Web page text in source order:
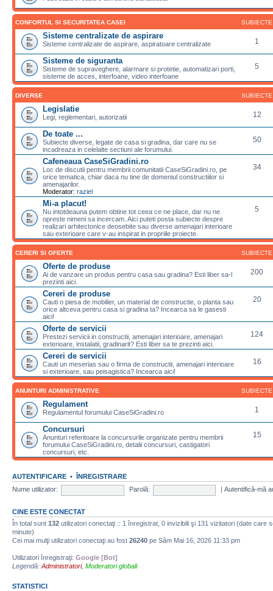
CONFORTUL SI SECURITATEA CASEI SUBIECTE
Sisteme centralizate de aspirare
Sisteme centralizate de aspirare, aspiratoare centralizate 1
Sisteme de siguranta
Sisteme de supraveghere, alarmare si protetie, automatizari porti,
sisteme de acces, interfoane, video interfoane
5
DIVERSE SUBIECTE
Legislatie
Legi, reglementari, autorizatii 12
De toate ...
Subiecte diverse, legate de casa si gradina, dar care nu se
incadreaza in celelalte sectiuni ale forumului.
50
Cafeneaua CaseSiGradini.ro
Loc de discutii pentru membrii comunitatii CaseSiGradini.ro, pe
orice tematica, chiar daca nu tine de domeniul constructiilor si
amenajarilor.
Moderator: raziel
34
Mi-a placut!
Nu intotdeauna putem obtine tot ceea ce ne place, dar nu ne
opreste nimeni sa incercam. Aici puteti posta subiecte despre
realizari arhitectonice deosebite sau diverse amenajari interioare
sau exterioare care v-au inspirat in propriile proiecte.
5
CERERI SI OFERTE SUBIECTE
Oferte de produse
Ai de vanzare un produs pentru casa sau gradina? Esti liber sa-l
prezinti aici.
200
Cereri de produse
Cauti o piesa de mobilier, un material de constructie, o planta sau
orice altceva pentru casa si gradina ta? Incearca sa le gasesti
aici!
20
Oferte de servicii
Prestezi servicii in constructii, amenajari interioare, amenajari
exterioare, instalatii, gradinarit? Esti liber sa te prezinti aici.
124
Cereri de servicii
Cauti un meserias sau o firma de constructii, amenajari interioare
si exterioare, sau peisagistica? Incearca aici!
16
ANUNTURI ADMINISTRATIVE SUBIECTE
Regulament
Regulamentul forumului CaseSiGradini.ro 1
Concursuri
Anunturi referitoare la concursurile organizate pentru membrii
forumului CaseSiGradini.ro, detalii concursuri, castigatori
concursuri, etc.
15
AUTENTIFICARE • ÎNREGISTRARE
Nume utilizator:
Parolă: Autentifică-mă
CINE ESTE CONECTAT
În total sunt 132 utilizatori conectaţi :: 1 înregistrat, 0 invizibili şi 131 vizitatori (date care
minute)
Cei mai mulţi utilizatori conectaţi au fost 26240 pe Sâm Mai 16, 2026 11:33 pm
Utilizatori înregistraţi: Google [Bot]
Legendă: Administratori, Moderatori globali
STATISTICI